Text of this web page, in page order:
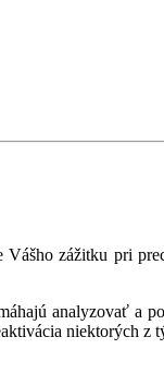
zážitku pri
analyzovať a
niektorých z